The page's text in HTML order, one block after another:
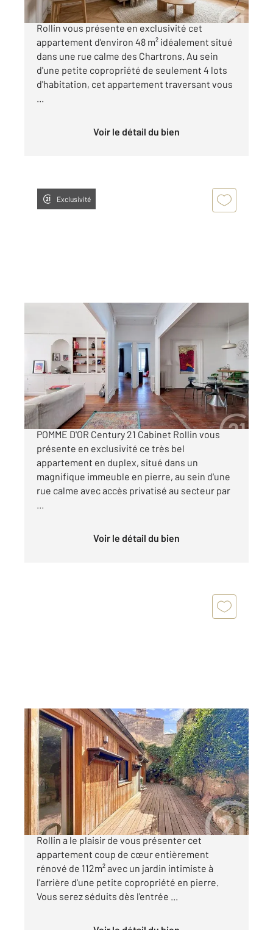
BORDEAUX - Chartrons Century 21 Cabinet
Rollin vous présente en exclusivité cet
appartement d'environ 48 m² idéalement situé
dans une rue calme des Chartrons. Au sein
d'une petite copropriété de seulement 4 lots
d'habitation, cet appartement traversant vous
...
Voir le détail du bien
Exclusivité
BORDEAUX 33
157,07 m
, 5 pièces
Ref : 25916
Appartement T5 à vendre
640 000 €
BORDEAUX - COEUR CHARTRONS - RUE
POMME D'OR Century 21 Cabinet Rollin vous
présente en exclusivité ce très bel
appartement en duplex, situé dans un
magnifique immeuble en pierre, au sein d'une
rue calme avec accès privatisé au secteur par
Voir le détail du bien
BORDEAUX 33
114,04 m2
, 3 pièces
Ref : 25448
Appartement T3 à vendre
595 000 €
Bordeaux, Chartrons - Century 21 Cabinet
Rollin a le plaisir de vous présenter cet
appartement coup de cœur entièrement
rénové de 112m² avec un jardin intimiste à
l'arrière d'une petite copropriété en pierre.
Vous serez séduits dès l'entrée ...